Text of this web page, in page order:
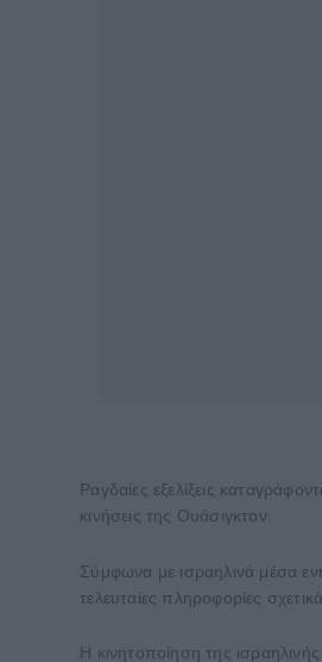
Ραγδαίες εξελίξεις
κινήσεις της Ουάσιγκτον.
Σύμφωνα με ισραηλινά μέσα
τελευταίες πληροφορίες
Η κινητοποίηση της